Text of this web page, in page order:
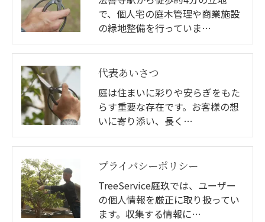
で、個人宅の庭木管理や商業施設
の緑地整備を行っていま…
代表あいさつ
庭は住まいに彩りや安らぎをもた
らす重要な存在です。お客様の想
いに寄り添い、長く…
プライバシーポリシー
TreeService庭玖では、ユーザー
の個人情報を厳正に取り扱ってい
ます。収集する情報に…